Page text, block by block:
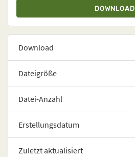
DOWNLOAD
Download
Dateigröße
Datei-Anzahl
Erstellungsdatum
Zuletzt aktualisiert